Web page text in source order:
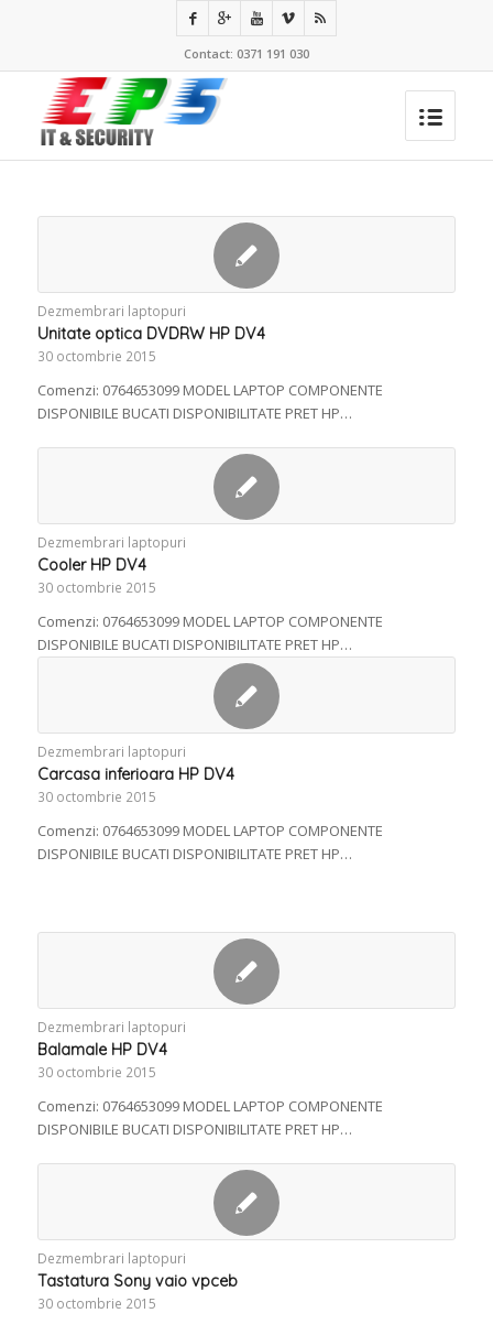
Contact: 0371 191 030
Dezmembrari laptopuri
Unitate optica DVDRW HP DV4
30 octombrie 2015
Comenzi: 0764653099 MODEL LAPTOP COMPONENTE
DISPONIBILE BUCATI DISPONIBILITATE PRET HP…
Dezmembrari laptopuri
Cooler HP DV4
30 octombrie 2015
Comenzi: 0764653099 MODEL LAPTOP COMPONENTE
DISPONIBILE BUCATI DISPONIBILITATE PRET HP…
Dezmembrari laptopuri
Carcasa inferioara HP DV4
30 octombrie 2015
Comenzi: 0764653099 MODEL LAPTOP COMPONENTE
DISPONIBILE BUCATI DISPONIBILITATE PRET HP…
Dezmembrari laptopuri
Balamale HP DV4
30 octombrie 2015
Comenzi: 0764653099 MODEL LAPTOP COMPONENTE
DISPONIBILE BUCATI DISPONIBILITATE PRET HP…
Dezmembrari laptopuri
Tastatura Sony vaio vpceb
30 octombrie 2015